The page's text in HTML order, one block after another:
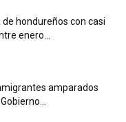
hondureños con casi
enero...
amparados